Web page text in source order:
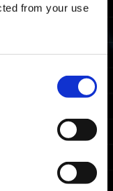
from your use
PDT
ملاحظة:
المنصات
Xbox One
Windows